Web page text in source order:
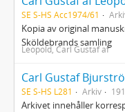
SE S-HS Acc1974/61
Kopia av original
Sköldebrands samling
Leopold, Carl Gustaf af
Carl Gustaf
SE S-HS L281 Arkiv
Arkivet innehåller